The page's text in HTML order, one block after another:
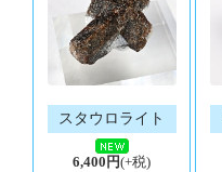
スタウロライト
6,400円(+税)